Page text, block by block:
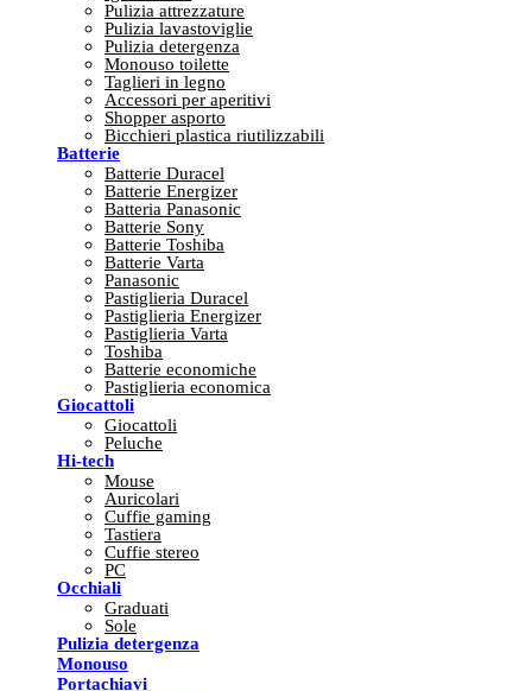
Pulizia attrezzature
Pulizia lavastoviglie
Pulizia detergenza
Monouso toilette
Taglieri in legno
Accessori per aperitivi
Shopper asporto
Bicchieri plastica riutilizzabili
Batterie
Batterie Duracel
Batterie Energizer
Batteria Panasonic
Batterie Sony
Batterie Toshiba
Batterie Varta
Panasonic
Pastiglieria Duracel
Pastiglieria Energizer
Pastiglieria Varta
Toshiba
Batterie economiche
Pastiglieria economica
Giocattoli
Giocattoli
Peluche
Hi-tech
Mouse
Auricolari
Cuffie gaming
Tastiera
Cuffie stereo
PC
Occhiali
Graduati
Sole
Pulizia detergenza
Monouso
Portachiavi